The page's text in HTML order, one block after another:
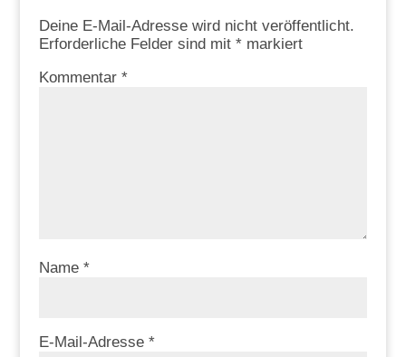
Deine E-Mail-Adresse wird nicht veröffentlicht.
Erforderliche Felder sind mit *markiert
Kommentar *
Name *
E-Mail-Adresse *